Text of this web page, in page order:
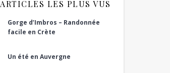
ARTICLES LES PLUS VUS
Gorge d’Imbros – Randonnée
facile en Crète
Un été en Auvergne